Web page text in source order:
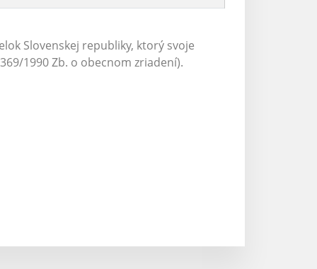
Slovenskej republiky, ktorý svoje
1990 Zb. o obecnom zriadení).